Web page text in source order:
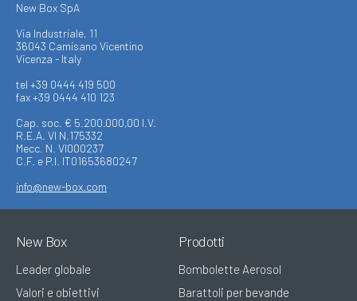
New Box SpA
Via Industriale, 11
36043 Camisano Vicentino
Vicenza - Italy
tel +39 0444 419 500
fax +39 0444 410 123
Cap. soc. € 5.200.000,00 I.V.
R.E.A. VI N.175332
Mecc. N. VI000237
C.F. e P.I. IT01653680247
info@new-box.com
New Box
Leader globale
Valori e obiettivi
Prodotti
Bombolette Aerosol
Barattoli per bevande